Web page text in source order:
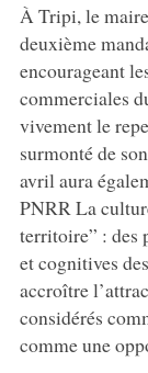
À Tripi, le
deuxième
encourageant
commerciales
vivement le
surmonté de
avril aura
PNRR La
territoire” : des
et cognitives
accroître
considérés
comme une